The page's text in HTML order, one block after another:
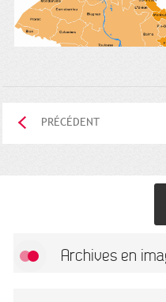
PRÉCÉDENT
Archives en